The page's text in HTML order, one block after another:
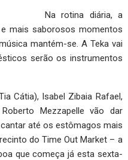
Na rotina diária, a
mais saborosos momentos
mantém-se. A Teka vai
serão os instrumentos
Cátia), Isabel Zibaia Rafael,
Mezzapelle vão dar
até os estômagos mais
do Time Out Market – a
que começa já esta sexta-